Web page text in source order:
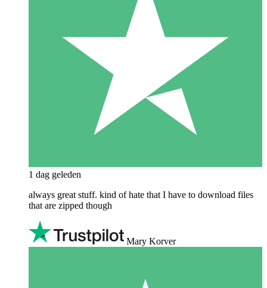
1 dag geleden
always great stuff. kind of hate that I have to download files
that are zipped though
Mary Korver